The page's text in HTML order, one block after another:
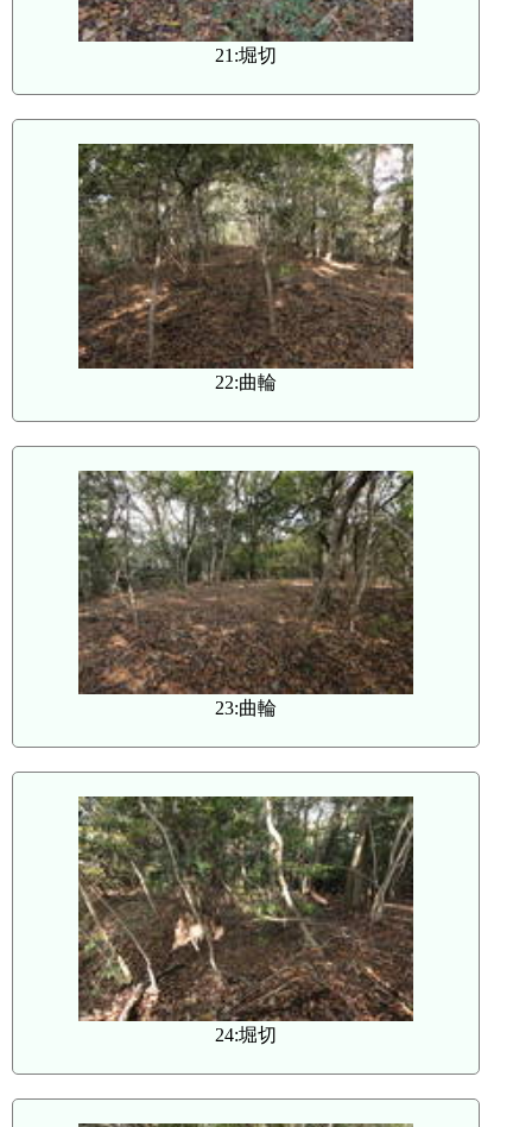
21:堀切
22:曲輪
23:曲輪
24:堀切